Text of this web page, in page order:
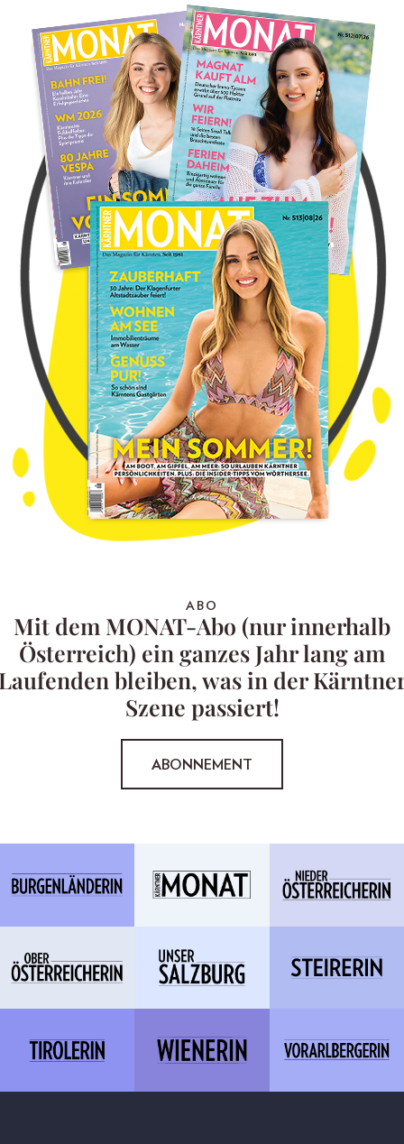
ABO
Mit dem MONAT-Abo (nur innerhalb
Österreich) ein ganzes Jahr lang am
bleiben, was in der
Szene passiert!
ABONNEMENT